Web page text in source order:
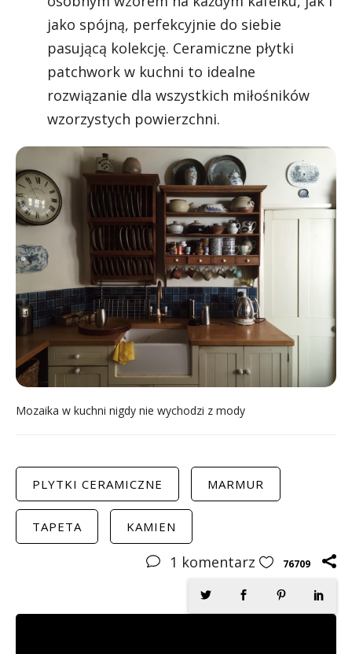
jako spójną, perfekcyjnie do siebie
pasującą kolekcję. Ceramiczne płytki
patchwork w kuchni to idealne
rozwiązanie dla wszystkich miłośników
wzorzystych powierzchni.
Mozaika w kuchni nigdy nie wychodzi z mody
PLYTKI CERAMICZNE MARMUR
TAPETA KAMIEN
1 komentarz 76709